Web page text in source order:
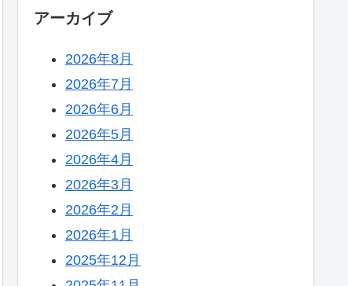
アーカイブ
2026年8月
2026年7月
2026年6月
2026年5月
2026年4月
2026年3月
2026年2月
2026年1月
2025年12月